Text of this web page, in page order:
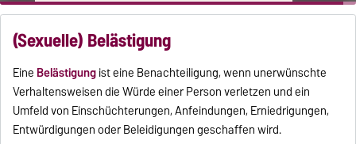
(Sexuelle) Belästigung
Eine Belästigungist eine Benachteiligung, wenn unerwünschte
Verhaltensweisen die Würde einer Person verletzen und ein
Umfeld von Einschüchterungen, Anfeindungen, Erniedrigungen,
Entwürdigungen oder Beleidigungen geschaffen wird.